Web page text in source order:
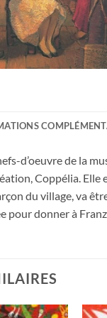
d’oeuvre de la
Coppélia.
du village, va
pour donner à